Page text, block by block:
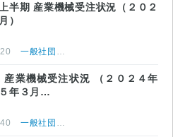
半期 産業機械受注状況（２０２
）
一般社団法人 日本産業機械工業会
産業機械受注状況 （２０２４年
年３月…
一般社団法人 日本産業機械工業会